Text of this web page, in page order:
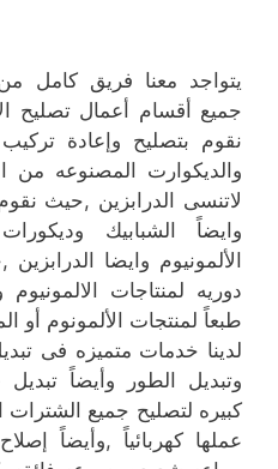
يتواجد معنا فريق كامل
جميع أقسام أعمال تصليح
نقوم بتصليح وإعادة
والديكوارت المصنوعه من
لاتنسى الدرابزين ,حيث
وايضاً الشبابيك
الألمونيوم وايضا
دوريه لمنتاجات
طبعاً لمنتجات الألمونوم أو
لدينا خدمات متميزه فى
وتبديل الطور وأيضاً
كبيره لتصليح جميع الشترات
عملها كهربائياً ,وأيضاً